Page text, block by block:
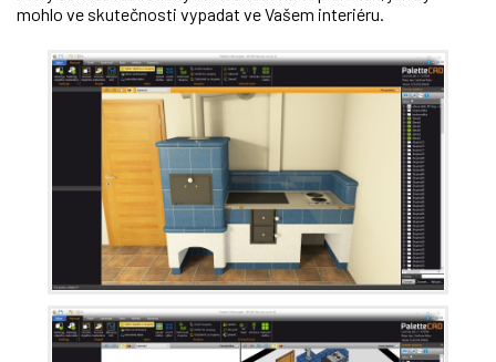
mohlo ve skutečnosti vypadat ve Vašem interiéru.